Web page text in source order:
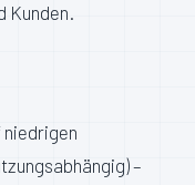
Kunden.
–